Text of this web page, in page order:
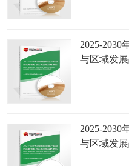
2025-2030
与区域发
2025-2030
与区域发